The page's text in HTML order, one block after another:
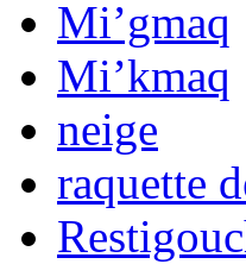
Mi’gmaq
Mi’kmaq
neige
raquette